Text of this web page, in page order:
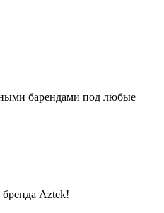
барендами под любые
Aztek!